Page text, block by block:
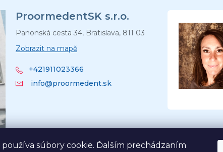
súbory cookie. Ďalším prechádzaním
ProormedentSK s.r.o.
Panonská cesta 34, Bratislava, 811 03
Zobrazit na mapě
+421911023366
info@proormedent.sk